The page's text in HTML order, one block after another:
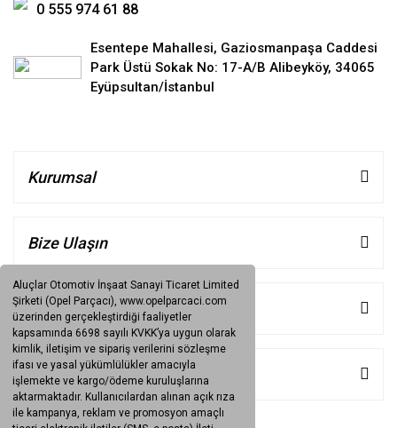
Aluçlar Otomotiv İnşaat Sanayi Ticaret Limited
Şirketi (Opel Parçacı), www.opelparcaci.com
üzerinden gerçekleştirdiği faaliyetler
kapsamında 6698 sayılı KVKK’ya uygun olarak
kimlik, iletişim ve sipariş verilerini sözleşme
ifası ve yasal yükümlülükler amacıyla
işlemekte ve kargo/ödeme kuruluşlarına
aktarmaktadır. Kullanıcılardan alınan açık rıza
ile kampanya, reklam ve promosyon amaçlı
0 555 974 61 88
Esentepe Mahallesi, Gaziosmanpaşa Caddesi
Park Üstü Sokak No: 17-A/B Alibeyköy, 34065
Eyüpsultan/İstanbul
Kurumsal
Bize Ulaşın
Müşteri Hizmetleri
Kategoriler